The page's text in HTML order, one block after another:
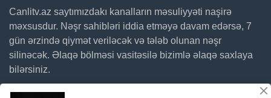
Canlitv.az saytımızdakı kanalların məsuliyyəti naşirə
məxsusdur. Nəşr sahibləri iddia etməyə davam edərsə, 7
gün ərzində qiymət veriləcək və tələb olunan nəşr
silinəcək. Əlaqə bölməsi vasitəsilə bizimlə əlaqə saxlaya
bilərsiniz.